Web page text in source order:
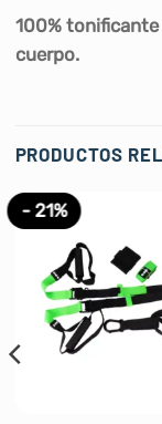
100%
cuerpo.
PRODUCTOS
- 21%